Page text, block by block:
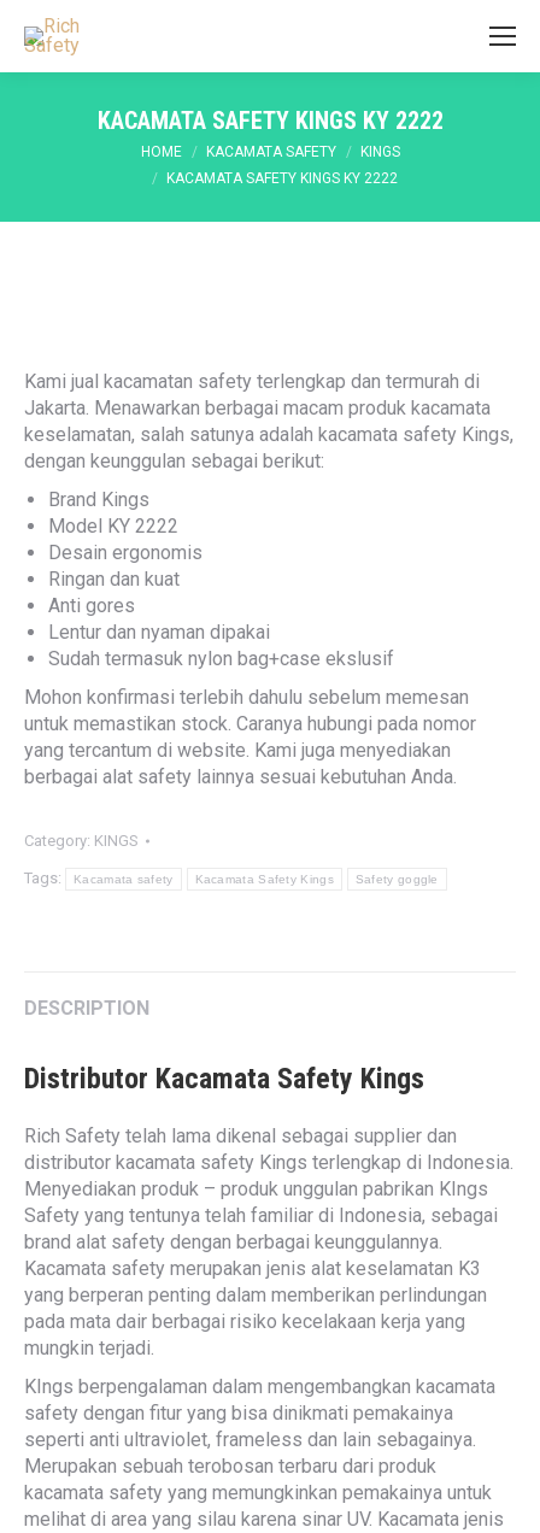
KACAMATA SAFETY KINGS KY 2222
HOME KACAMATA SAFETY
KINGS
KACAMATA SAFETY KINGS KY 2222
Kami jual kacamatan safety terlengkap dan termurah di
Jakarta. Menawarkan berbagai macam produk kacamata
keselamatan, salah satunya adalah kacamata safety Kings,
dengan keunggulan sebagai berikut:
Brand Kings
Model KY 2222
Desain ergonomis
Ringan dan kuat
Anti gores
Lentur dan nyaman dipakai
Sudah termasuk nylon bag+case ekslusif
Mohon konfirmasi terlebih dahulu sebelum memesan
untuk memastikan stock. Caranya hubungi pada nomor
yang tercantum di website. Kami juga menyediakan
berbagai alat safety lainnya sesuai kebutuhan Anda.
Category: KINGS
Tags: Kacamata safety Kacamata Safety Kings Safety goggle
DESCRIPTION
Distributor Kacamata Safety Kings
Rich Safety telah lama dikenal sebagai supplier dan
distributor kacamata safety Kings terlengkap di Indonesia.
Menyediakan produk – produk unggulan pabrikan KIngs
Safety yang tentunya telah familiar di Indonesia, sebagai
brand alat safety dengan berbagai keunggulannya.
Kacamata safety merupakan jenis alat keselamatan K3
yang berperan penting dalam memberikan perlindungan
pada mata dair berbagai risiko kecelakaan kerja yang
mungkin terjadi.
KIngs berpengalaman dalam mengembangkan kacamata
safety dengan fitur yang bisa dinikmati pemakainya
seperti anti ultraviolet, frameless dan lain sebagainya.
Merupakan sebuah terobosan terbaru dari produk
kacamata safety yang memungkinkan pemakainya untuk
melihat di area yang silau karena sinar UV. Kacamata jenis